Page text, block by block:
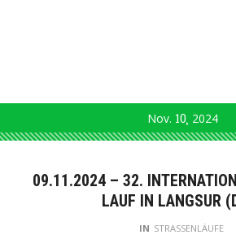
Nov. 10 2024
09.11.2024 – 32.
LAUF IN LANGSUR
IN STRASSENLÄUFE